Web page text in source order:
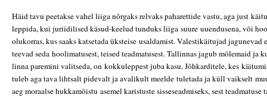
Häid tavu peetakse vahel liiga nõrgaks relvaks paharettide vastu, aga just
leppida, kui juriidilised käsud-keelud tunduks liiga suure uuendusena, või
olukorras, kus saaks katsetada üksteise usaldamist. Valestikäitujad jagunevad
teevad seda hoolimatusest, teised teadmatusest. Tallinnas jagub mõlemaid ja
linna paremini valitseda, on kokkuleppest juba kasu. Jõhkarditele, kes
tuleb aga tava lihtsalt pidevalt ja avalikult meelde tuletada ja küll vaikselt
aeg moraalse hukkamõistu asemel karistuste sisseseadmiseks, sest teadmatuse